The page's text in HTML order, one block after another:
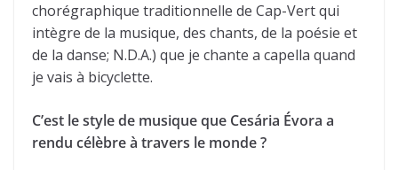
chorégraphique traditionnelle de Cap-Vert qui
intègre de la musique, des chants, de la poésie et
de la danse; N.D.A.) que je chante a capella quand
je vais à bicyclette.
C’est le style de musique que Cesária Évora a
rendu célèbre à travers le monde ?